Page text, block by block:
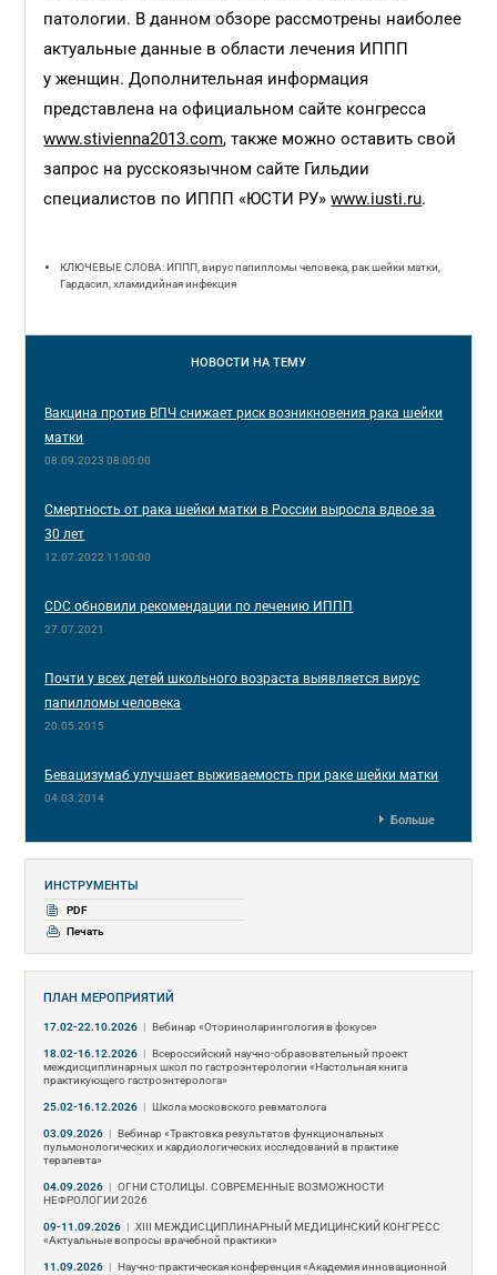
патологии. В данном обзоре рассмотрены наиболее
актуальные данные в области лечения ИППП
у женщин. Дополнительная информация
представлена на официальном сайте конгресса
www.stivienna2013.com, также можно оставить свой
запрос на русскоязычном сайте Гильдии
специалистов по ИППП «ЮСТИ РУ»www.iusti.ru.
КЛЮЧЕВЫЕ СЛОВА: ИППП, вирус папилломы человека, рак шейки матки,
Гардасил, хламидийная инфекция
НОВОСТИ НА ТЕМУ
Вакцина против ВПЧ снижает риск возникновения рака шейки
матки
08.09.2023 08:00:00
Смертность от рака шейки матки в России выросла вдвое за
30 лет
12.07.2022 11:00:00
CDC обновили рекомендации по лечению ИППП
27.07.2021
Почти у всех детей школьного возраста выявляется вирус
папилломы человека
20.05.2015
Бевацизумаб улучшает выживаемость при раке шейки матки
04.03.2014
Больше
ИНСТРУМЕНТЫ
PDF
Печать
ПЛАН МЕРОПРИЯТИЙ
17.02-22.10.2026 | Вебинар «Оториноларингология в фокусе»
18.02-16.12.2026 | Всероссийский научно-образовательный проект
междисциплинарных школ по гастроэнтерологии «Настольная книга
практикующего гастроэнтеролога»
25.02-16.12.2026 | Школа московского ревматолога
03.09.2026 | Вебинар «Трактовка результатов функциональных
пульмонологических и кардиологических исследований в практике
терапевта»
04.09.2026 | ОГНИ СТОЛИЦЫ. СОВРЕМЕННЫЕ ВОЗМОЖНОСТИ
НЕФРОЛОГИИ 2026
09-11.09.2026 | ХIII МЕЖДИСЦИПЛИНАРНЫЙ МЕДИЦИНСКИЙ КОНГРЕСС
«Актуальные вопросы врачебной практики»
11.09.2026 | Научно-практическая конференция «Академия инновационной